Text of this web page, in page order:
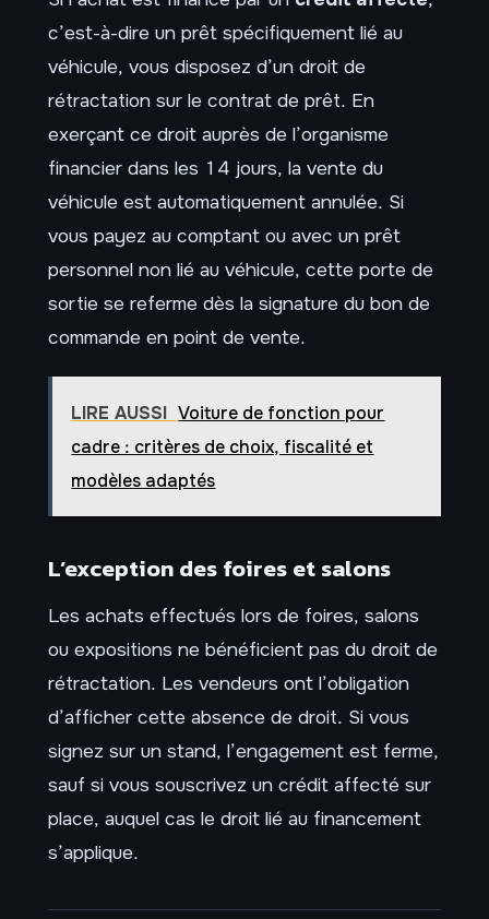
c’est-à-dire un prêt spécifiquement lié au
véhicule, vous disposez d’un droit de
rétractation sur le contrat de prêt. En
exerçant ce droit auprès de l’organisme
financier dans les 14 jours, la vente du
véhicule est automatiquement annulée. Si
vous payez au comptant ou avec un prêt
personnel non lié au véhicule, cette porte de
sortie se referme dès la signature du bon de
commande en point de vente.
LIRE AUSSI Voiture de fonction pour
cadre : critères de choix, fiscalité et
modèles adaptés
L’exception des foires et salons
Les achats effectués lors de foires, salons
ou expositions ne bénéficient pas du droit de
rétractation. Les vendeurs ont l’obligation
d’afficher cette absence de droit. Si vous
signez sur un stand, l’engagement est ferme,
sauf si vous souscrivez un crédit affecté sur
place, auquel cas le droit lié au financement
s’applique.